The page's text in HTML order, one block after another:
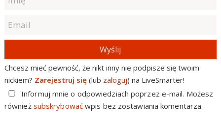
Wyślij
Chcesz mieć pewność, że nikt inny nie podpisze się twoim
nickiem? Zarejestruj się (lub zaloguj) na LiveSmarter!
Informuj mnie o odpowiedziach poprzez e-mail. Możesz
również subskrybowaćwpis bez zostawiania komentarza.